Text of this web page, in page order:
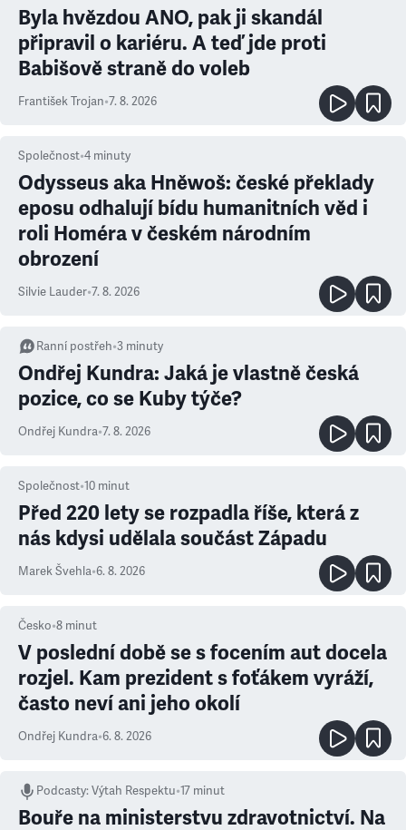
Byla hvězdou ANO, pak ji skandál
připravil o kariéru. A teď jde proti
Babišově straně do voleb
František Trojan•7. 8. 2026
Společnost•4 minuty
Odysseus aka Hněwoš: české překlady
eposu odhalují bídu humanitních věd i
roli Homéra v českém národním
obrození
Silvie Lauder•7. 8. 2026
Ranní postřeh•3 minuty
Ondřej Kundra: Jaká je vlastně česká
pozice, co se Kuby týče?
Ondřej Kundra•7. 8. 2026
Společnost•10 minut
Před 220 lety se rozpadla říše, která z
nás kdysi udělala součást Západu
Marek Švehla•6. 8. 2026
Česko•8 minut
V poslední době se s focením aut docela
rozjel. Kam prezident s foťákem vyráží,
často neví ani jeho okolí
Ondřej Kundra•6. 8. 2026
Podcasty:Výtah Respektu•17 minut
Bouře na ministerstvu zdravotnictví. Na